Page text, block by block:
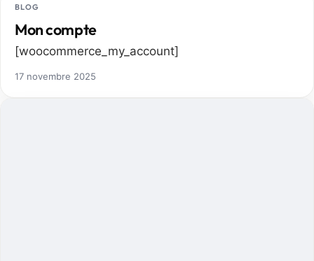
BLOG
Mon compte
[woocommerce_my_account]
17 novembre 2025